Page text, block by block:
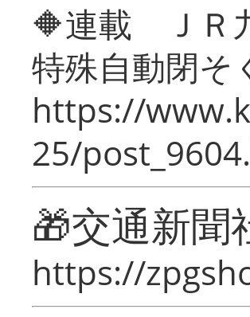
🔶連載 ＪＲ
特殊自動閉そ
https://
25/
🎁交通新
https://